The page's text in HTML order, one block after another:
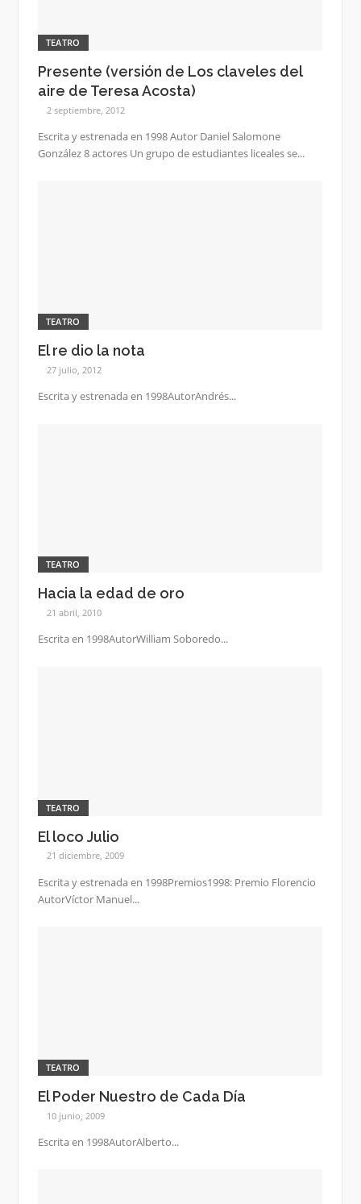
TEATRO
Presente (versión de Los claveles del
aire de Teresa Acosta)
2 septiembre, 2012
Escrita y estrenada en 1998 Autor Daniel Salomone
González 8 actores Un grupo de estudiantes liceales se...
TEATRO
El re dio la nota
27 julio, 2012
Escrita y estrenada en 1998AutorAndrés...
TEATRO
Hacia la edad de oro
21 abril, 2010
Escrita en 1998AutorWilliam Soboredo...
TEATRO
El loco Julio
21 diciembre, 2009
Escrita y estrenada en 1998Premios1998: Premio Florencio
AutorVíctor Manuel...
TEATRO
El Poder Nuestro de Cada Día
10 junio, 2009
Escrita en 1998AutorAlberto...